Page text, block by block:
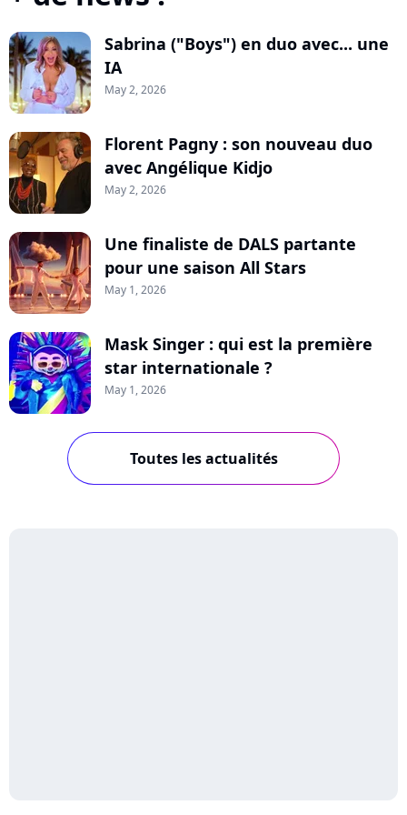
Sabrina ("Boys") en duo avec... une
IA
May 2, 2026
Florent Pagny : son nouveau duo
avec Angélique Kidjo
May 2, 2026
Une finaliste de DALS partante
pour une saison All Stars
May 1, 2026
Mask Singer : qui est la première
star internationale ?
May 1, 2026
Toutes les actualités